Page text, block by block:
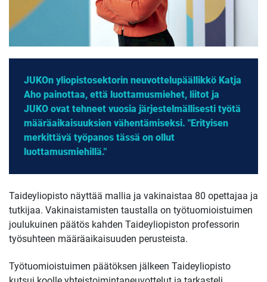
JUKOn yliopistosektorin neuvottelupäällikkö Katja
Aho painottaa, että luottamusmiehet, liitot ja
JUKO ovat tehneet vuosia järjestelmällisesti työtä
määräaikaisuuksien vähentämiseksi. "Erityisen
merkittävä työpanos tässä on ollut
luottamusmiehillä."
Taideyliopisto näyttää mallia ja vakinaistaa 80 opettajaa ja
tutkijaa. Vakinaistamisten taustalla on työtuomioistuimen
joulukuinen päätös kahden Taideyliopiston professorin
työsuhteen määräaikaisuuden perusteista.
Työtuomioistuimen päätöksen jälkeen Taideyliopisto